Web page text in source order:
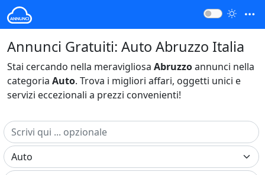
Annunci Gratuiti: Auto Abruzzo Italia
Stai cercando nella meravigliosa Abruzzoannunci nella
categoria Auto. Trova i migliori affari, oggetti unici e
servizi eccezionali a prezzi convenienti!